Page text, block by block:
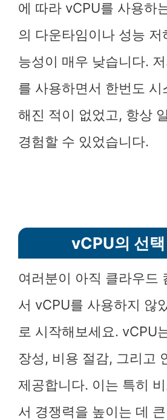
에 따라 vCPU를 사용하
의 다운타임이나 성능
능성이 매우 낮습니다.
를 사용하면서 한번도 시
해진 적이 없었고, 항상
경험할 수 있었습니다.
vCPU의 선
여러분이 아직 클라우드
서 vCPU를 사용하지 않
로 시작해보세요. vCPU
장성, 비용 절감, 그리고
제공합니다. 이는 특히
서 경쟁력을 높이는 데